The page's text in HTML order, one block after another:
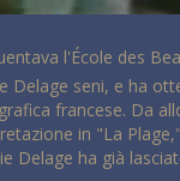
l'École des
seni, e ha
francese. Da
in "La
ha già